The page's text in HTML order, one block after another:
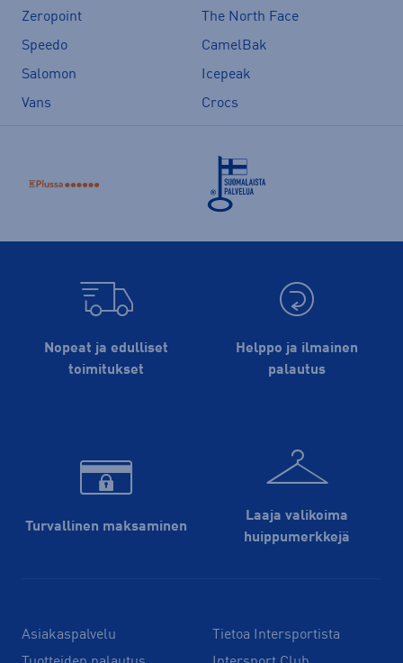
Zeropoint
The North Face
Speedo
CamelBak
Salomon
Icepeak
Vans
Crocs
Nopeat ja edulliset
toimitukset
Helppo ja ilmainen
palautus
Turvallinen maksaminen
Laaja valikoima
huippu­merkkejä
Asiakaspalvelu
Tietoa Intersportista